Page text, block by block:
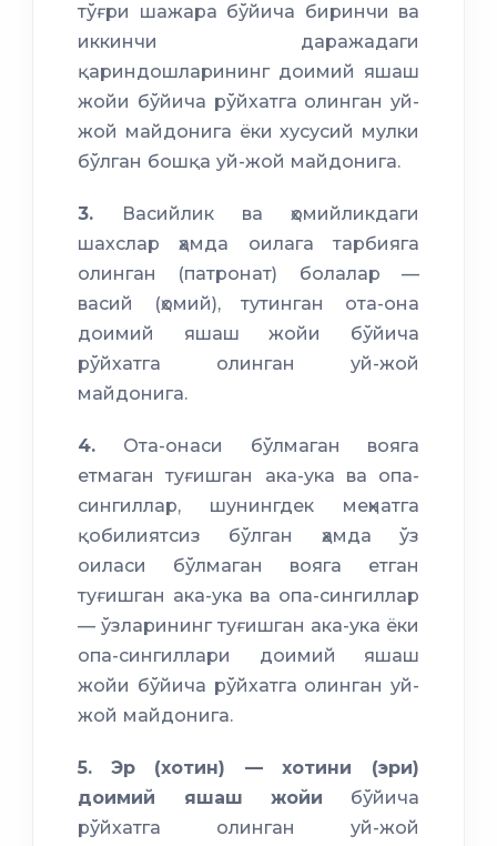
тўғри шажара бўйича биринчи ва
иккинчи даражадаги
қариндошларининг доимий яшаш
жойи бўйича рўйхатга олинган уй-
жой майдонига ёки хусусий мулки
бўлган бошқа уй-жой майдонига.
3.
Васийлик ва ҳомийликдаги
шахслар ҳамда оилага тарбияга
олинган (патронат) болалар —
васий (ҳомий), тутинган ота-она
доимий яшаш жойи бўйича
рўйхатга олинган уй-жой
майдонига.
4. Ота-онаси бўлмаган вояга
етмаган туғишган ака-ука ва опа-
сингиллар, шунингдек меҳнатга
қобилиятсиз бўлган ҳамда ўз
оиласи бўлмаган вояга етган
туғишган ака-ука ва опа-сингиллар
— ўзларининг туғишган ака-ука ёки
опа-сингиллари доимий яшаш
жойи бўйича рўйхатга олинган уй-
жой майдонига.
5.
Эр (хотин) — хотини (эри)
доимий яшаш жойи бўйича
рўйхатга олинган уй-жой